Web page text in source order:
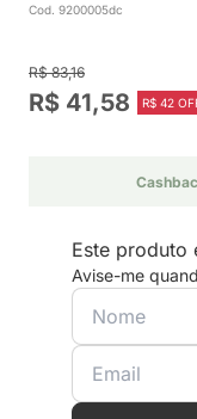
Cod. 9200005dc
R$ 83,16
R$ 41,58 R$ 42
Este produto
Avise-me